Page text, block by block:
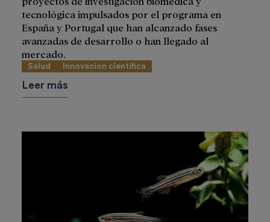
tecnológica impulsados por el programa en
España y Portugal que han alcanzado fases
avanzadas de desarrollo o han llegado al
mercado.
Salud Innovacion cientifica
Leer más